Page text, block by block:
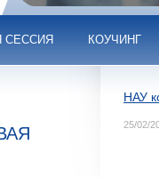
СЕССИЯ КОУЧИНГ
НАУ
25/02/